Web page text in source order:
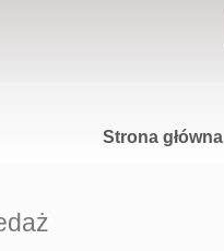
Strona główna